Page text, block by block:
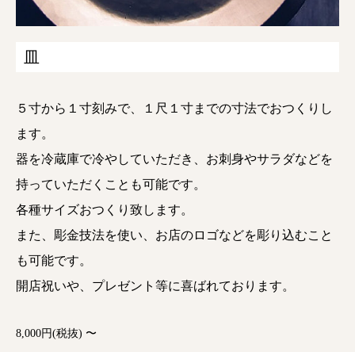
皿
５寸から１寸刻みで、１尺１寸までの寸法でおつくりし
ます。
器を冷蔵庫で冷やしていただき、お刺身やサラダなどを
持っていただくことも可能です。
各種サイズおつくり致します。
また、彫金技法を使い、お店のロゴなどを彫り込むこと
も可能です。
開店祝いや、プレゼント等に喜ばれております。
8,000円(税抜) 〜